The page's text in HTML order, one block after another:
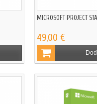
MICROSOFT PROJECT
49,00 €